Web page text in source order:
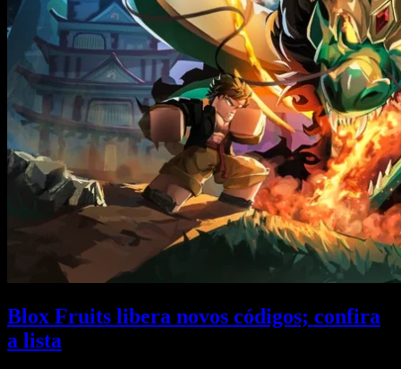
Blox Fruits libera novos códigos; confira
a lista